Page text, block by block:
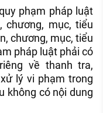
phạm pháp luật
mục, tiểu
chương, mục, tiểu
pháp luật phải có
về thanh tra,
lý vi phạm trong
không có nội dung